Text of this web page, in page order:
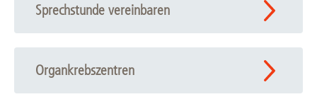
Sprechstunde vereinbaren
Organkrebszentren